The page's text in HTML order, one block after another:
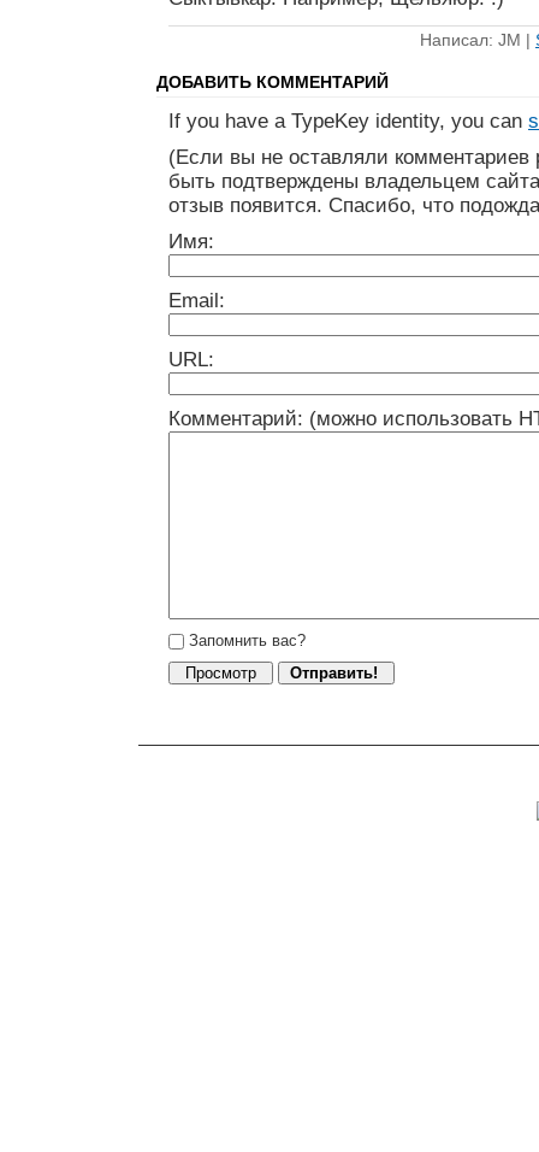
Написал: JM |
ДОБАВИТЬ КОММЕНТАРИЙ
If you have a TypeKey identity, you can
(Если вы не оставляли
быть подтверждены владельцем
отзыв появится. Спасибо, что
Имя:
Email:
URL:
Комментарий: (можно использовать
Запомнить вас?